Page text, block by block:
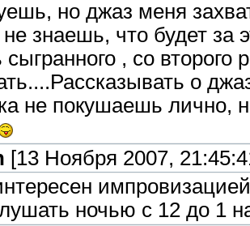
но джаз меня
не знаешь, что будет
сыгранного , со
о
не покушаешь лично,
[13 Ноября 2007,
импровизацией
ночью с 12 до 1